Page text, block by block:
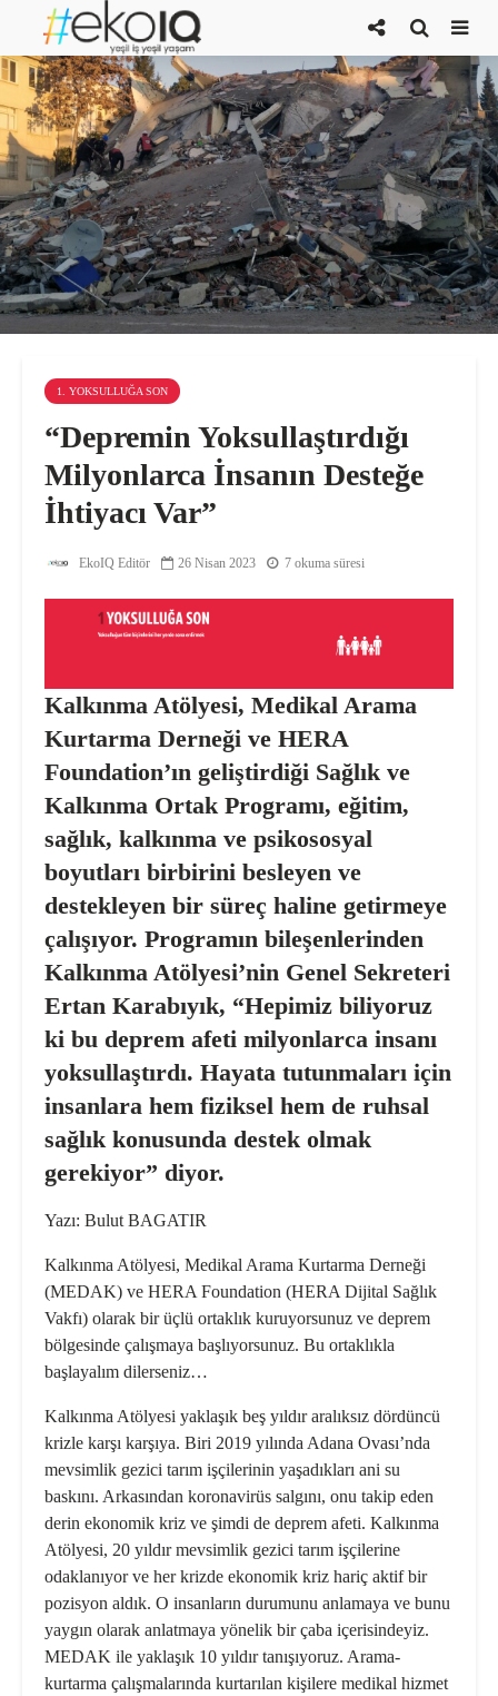
1. YOKSULLUĞA SON
“Depremin Yoksullaştırdığı
Milyonlarca İnsanın Desteğe
İhtiyacı Var”
EkoIQ Editör 26 Nisan 2023 7 okuma süresi
Kalkınma Atölyesi, Medikal Arama
Kurtarma Derneği ve HERA
Foundation’ın geliştirdiği Sağlık ve
Kalkınma Ortak Programı, eğitim,
sağlık, kalkınma ve psikososyal
boyutları birbirini besleyen ve
destekleyen bir süreç haline getirmeye
çalışıyor. Programın bileşenlerinden
Kalkınma Atölyesi’nin Genel Sekreteri
Ertan Karabıyık, “Hepimiz biliyoruz
ki bu deprem afeti milyonlarca insanı
yoksullaştırdı. Hayata tutunmaları için
insanlara hem fiziksel hem de ruhsal
sağlık konusunda destek olmak
gerekiyor” diyor.
Yazı: Bulut BAGATIR
Kalkınma Atölyesi, Medikal Arama Kurtarma Derneği
(MEDAK) ve HERA Foundation (HERA Dijital Sağlık
Vakfı) olarak bir üçlü ortaklık kuruyorsunuz ve deprem
bölgesinde çalışmaya başlıyorsunuz. Bu ortaklıkla
başlayalım dilerseniz…
Kalkınma Atölyesi yaklaşık beş yıldır aralıksız dördüncü
krizle karşı karşıya. Biri 2019 yılında Adana Ovası’nda
mevsimlik gezici tarım işçilerinin yaşadıkları ani su
baskını. Arkasından koronavirüs salgını, onu takip eden
derin ekonomik kriz ve şimdi de deprem afeti. Kalkınma
Atölyesi, 20 yıldır mevsimlik gezici tarım işçilerine
odaklanıyor ve her krizde ekonomik kriz hariç aktif bir
pozisyon aldık. O insanların durumunu anlamaya ve bunu
yaygın olarak anlatmaya yönelik bir çaba içerisindeyiz.
MEDAK ile yaklaşık 10 yıldır tanışıyoruz. Arama-
kurtarma çalışmalarında kurtarılan kişilere medikal hizmet